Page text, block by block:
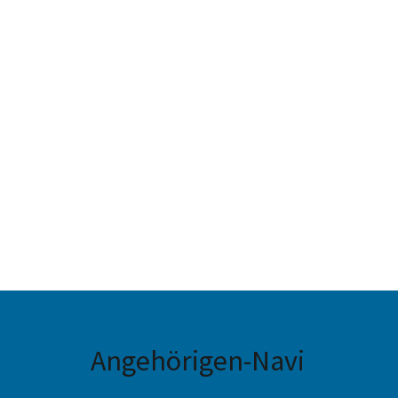
Angehörigen-Navi